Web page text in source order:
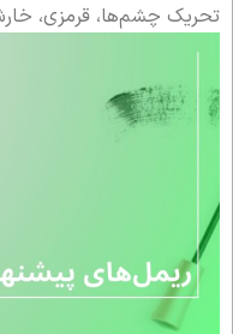
تحریک چشم‌ها، قرمزی،